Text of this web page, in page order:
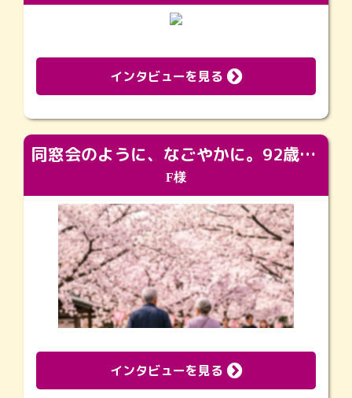
インタビューを見る
同窓会のように、なごやかに。92歳の旅立ちを彩った、再会と感謝の場
F様
インタビューを見る